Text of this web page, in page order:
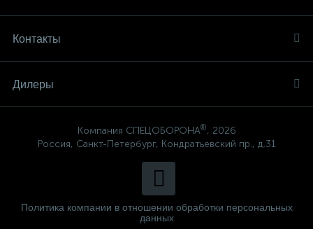
Контакты
Дилеры
Компания СПЕЦОБОРОНА®, 2026
Россия, Санкт-Петербург, Кондратьевский пр., д.31
Политика компании в отношении обработки персональных
данных